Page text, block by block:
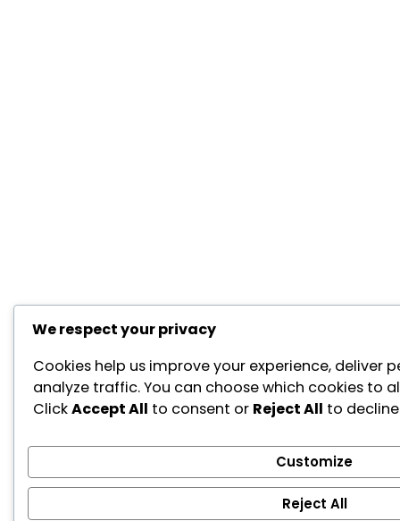
We respect your privacy
Cookies help us improve your experience, deliver
analyze traffic. You can choose which cookies to
ClickAccept All to consent or Reject All to
Customize
Reject All